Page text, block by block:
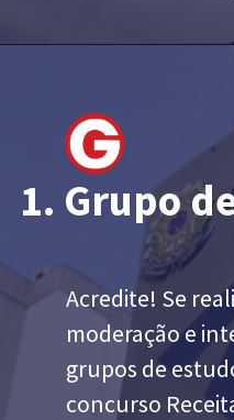
1. Grupo
Acredite! Se
moderação e
grupos de
concurso